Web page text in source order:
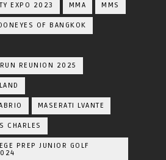
EXPO 2023 MMA MMS
OF BANGKOK
REUNION 2025
MASERATI LVANTE
CHARLES
PREP JUNIOR GOLF